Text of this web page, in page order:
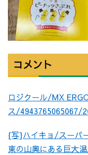
コメント
ロジクール/MX
ス/4943765065067/
{写}ハイキョ/スーパ
東の山奥にある巨大